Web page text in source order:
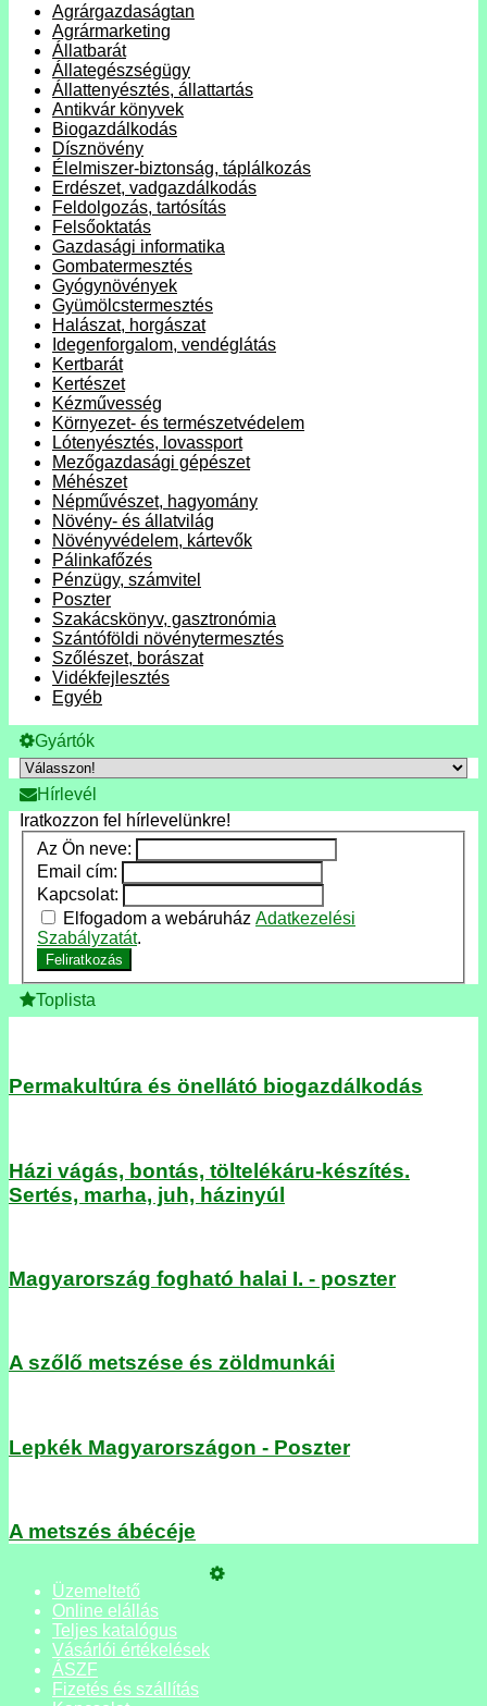
Agrárgazdaságtan
Agrármarketing
Állatbarát
Állategészségügy
Állattenyésztés, állattartás
Antikvár könyvek
Biogazdálkodás
Dísznövény
Élelmiszer-biztonság, táplálkozás
Erdészet, vadgazdálkodás
Feldolgozás, tartósítás
Felsőoktatás
Gazdasági informatika
Gombatermesztés
Gyógynövények
Gyümölcstermesztés
Halászat, horgászat
Idegenforgalom, vendéglátás
Kertbarát
Kertészet
Kézművesség
Környezet- és természetvédelem
Lótenyésztés, lovassport
Mezőgazdasági gépészet
Méhészet
Népművészet, hagyomány
Növény- és állatvilág
Növényvédelem, kártevők
Pálinkafőzés
Pénzügy, számvitel
Poszter
Szakácskönyv, gasztronómia
Szántóföldi növénytermesztés
Szőlészet, borászat
Vidékfejlesztés
Egyéb
Gyártók
Hírlevél
Iratkozzon fel hírlevelünkre!
Az Ön neve:
Email cím:
Kapcsolat:
Elfogadom a webáruház Adatkezelési
Szabályzatát.
Feliratkozás
Toplista
Permakultúra és önellátó biogazdálkodás
Házi vágás, bontás, töltelékáru-készítés.
Sertés, marha, juh, házinyúl
Magyarország fogható halai I. - poszter
A szőlő metszése és zöldmunkái
Lepkék Magyarországon - Poszter
A metszés ábécéje
Üzemeltető
Online elállás
Teljes katalógus
Vásárlói értékelések
ÁSZF
Fizetés és szállítás